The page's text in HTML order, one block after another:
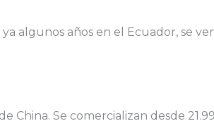
algunos años en el Ecuador, se
China. Se comercializan desde